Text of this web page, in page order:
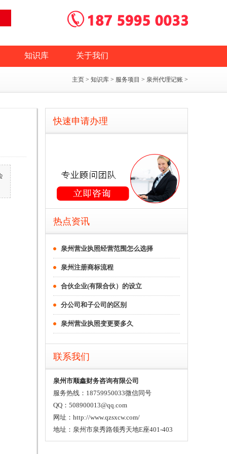
知识库 关于我们
主页 > 知识库 > 服务项目 > 泉州代理记账 >
快速申请办理
热点资讯
泉州营业执照经营范围怎么选择
泉州注册商标流程
合伙企业(有限合伙）的设立
分公司和子公司的区别
泉州营业执照变更要多久
联系我们
泉州市顺鑫财务咨询有限公司
服务热线：18759950033微信同号
QQ：508900013@qq.com
网址：http://www.qzsxcw.com/
地址：泉州市泉秀路领秀天地E座401-403